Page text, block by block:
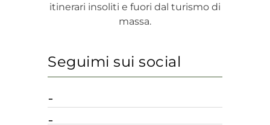
itinerari insoliti e fuori dal turismo di
massa.
Seguimi sui social